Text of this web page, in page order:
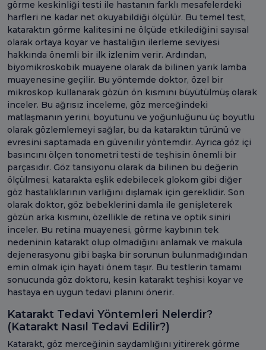
görme keskinliği testi ile hastanın farklı mesafelerdeki
harfleri ne kadar net okuyabildiği ölçülür. Bu temel test,
kataraktın görme kalitesini ne ölçüde etkilediğini sayısal
olarak ortaya koyar ve hastalığın ilerleme seviyesi
hakkında önemli bir ilk izlenim verir. Ardından,
biyomikroskobik muayene olarak da bilinen yarık lamba
muayenesine geçilir. Bu yöntemde doktor, özel bir
mikroskop kullanarak gözün ön kısmını büyütülmüş olarak
inceler. Bu ağrısız inceleme, göz merceğindeki
matlaşmanın yerini, boyutunu ve yoğunluğunu üç boyutlu
olarak gözlemlemeyi sağlar, bu da kataraktın türünü ve
evresini saptamada en güvenilir yöntemdir. Ayrıca göz içi
basıncını ölçen tonometri testi de teşhisin önemli bir
parçasıdır. Göz tansiyonu olarak da bilinen bu değerin
ölçülmesi, katarakta eşlik edebilecek glokom gibi diğer
göz hastalıklarının varlığını dışlamak için gereklidir. Son
olarak doktor, göz bebeklerini damla ile genişleterek
gözün arka kısmını, özellikle de retina ve optik siniri
inceler. Bu retina muayenesi, görme kaybının tek
nedeninin katarakt olup olmadığını anlamak ve makula
dejenerasyonu gibi başka bir sorunun bulunmadığından
emin olmak için hayati önem taşır. Bu testlerin tamamı
sonucunda göz doktoru, kesin katarakt teşhisi koyar ve
hastaya en uygun tedavi planını önerir.
Katarakt Tedavi Yöntemleri Nelerdir?
(Katarakt Nasıl Tedavi Edilir?)
Katarakt, göz merceğinin saydamlığını yitirerek görme